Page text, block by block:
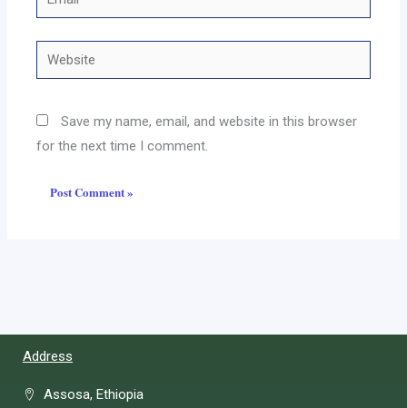
Website
Save my name, email, and website in this browser
for the next time I comment.
Address
Assosa, Ethiopia